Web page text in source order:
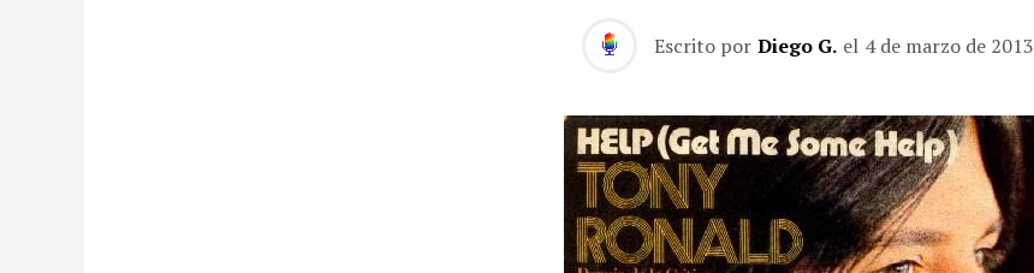
Escrito por Diego G. el 4 de marzo de 2013